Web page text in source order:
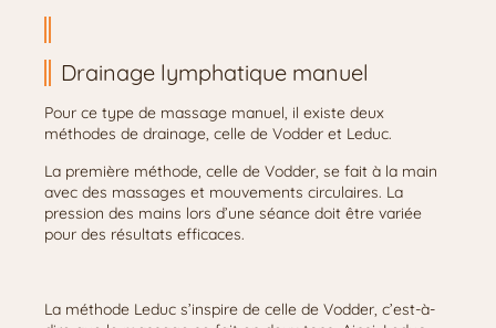
Drainage lymphatique manuel
Pour ce type de massage manuel, il existe deux
méthodes de drainage, celle de Vodder et Leduc.
La première méthode, celle de Vodder, se fait à la main
avec des massages et mouvements circulaires. La
pression des mains lors d’une séance doit être variée
pour des résultats efficaces.
La méthode Leduc s’inspire de celle de Vodder, c’est-à-